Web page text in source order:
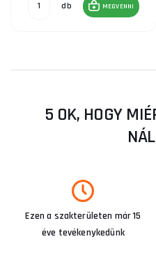
db MEGVENNI
5 OK, HOGY
Ezen a szakterületen már 15
éve tevékenykedünk